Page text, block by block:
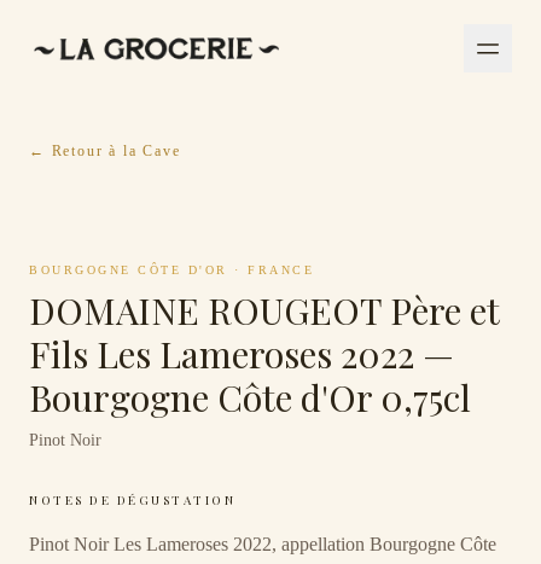
← Retour à la Cave
BOURGOGNE CÔTE D'OR · FRANCE
DOMAINE ROUGEOT Père et
Fils Les Lameroses 2022 —
Bourgogne Côte d'Or 0,75cl
Pinot Noir
NOTES DE DÉGUSTATION
Pinot Noir Les Lameroses 2022, appellation Bourgogne Côte